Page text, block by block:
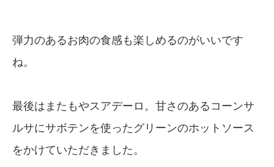
弾力のあるお肉の食感も楽しめるのがいいです
ね。
最後はまたもやスアデーロ。甘さのあるコーンサ
ルサにサボテンを使ったグリーンのホットソース
をかけていただきました。